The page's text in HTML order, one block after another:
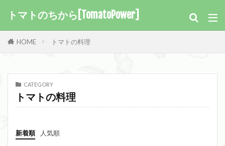
トマトのちから[TomatoPower]
HOME トマトの料理
CATEGORY
トマトの料理
新着順 人気順